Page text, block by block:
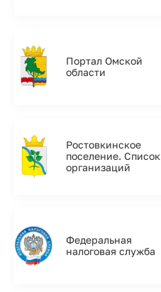
Портал Омской
области
Ростовкинское
поселение. Список
организаций
Федеральная
налоговая служба